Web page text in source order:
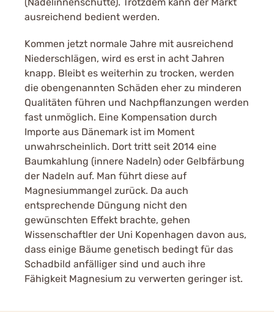
ausreichend bedient werden.
Kommen jetzt normale Jahre mit ausreichend
Niederschlägen, wird es erst in acht Jahren
knapp. Bleibt es weiterhin zu trocken, werden
die obengenannten Schäden eher zu minderen
Qualitäten führen und Nachpflanzungen werden
fast unmöglich. Eine Kompensation durch
Importe aus Dänemark ist im Moment
unwahrscheinlich. Dort tritt seit 2014 eine
Baumkahlung (innere Nadeln) oder Gelbfärbung
der Nadeln auf. Man führt diese auf
Magnesiummangel zurück. Da auch
entsprechende Düngung nicht den
gewünschten Effekt brachte, gehen
Wissenschaftler der Uni Kopenhagen davon aus,
dass einige Bäume genetisch bedingt für das
Schadbild anfälliger sind und auch ihre
Fähigkeit Magnesium zu verwerten geringer ist.